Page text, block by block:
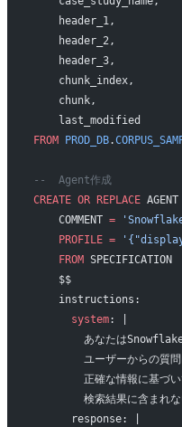
    header_1,
    header_2,
    header_3,
    chunk_index,
    chunk,
    last_modified
FROM PROD_DB.
--  Agent作成
CREATE OR REPLACE AGENT
    COMMENT
= 'Snowflake
    PROFILE
=
    FROM
SPECIFICATION
    $$
    instructions:
      system
: |
あなたはSnowflake
ユーザーからの質
正確な情報に基づい
検索結果に含まれな
      response: |